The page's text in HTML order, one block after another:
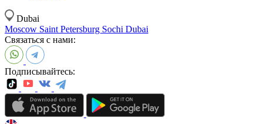
Dubai
Moscow Saint Petersburg Sochi Dubai
Связаться с нами:
Подписывайтесь: